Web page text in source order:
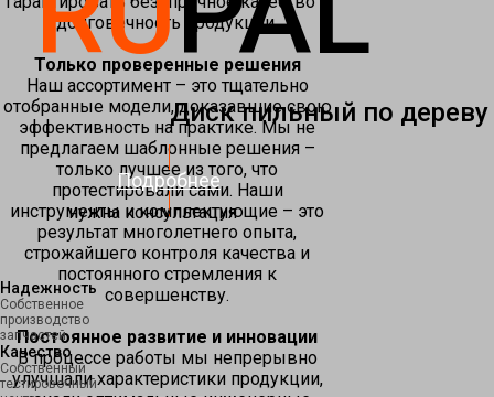
долговечность продукции.
Только проверенные решения
Наш ассортимент – это тщательно
отобранные модели, доказавшие свою
эффективность на практике. Мы не
предлагаем шаблонные решения –
только лучшее из того, что
протестировали сами. Наши
инструменты и комплектующие – это
результат многолетнего опыта,
строжайшего контроля качества и
постоянного стремления к
совершенству.
Постоянное развитие и инновации
В процессе работы мы непрерывно
улучшали характеристики продукции,
Диск пильный по дереву
Подробнее
нужна консультация
Надежность
Собственное
производство
запчастей
Качество
Собственный
тестировочный